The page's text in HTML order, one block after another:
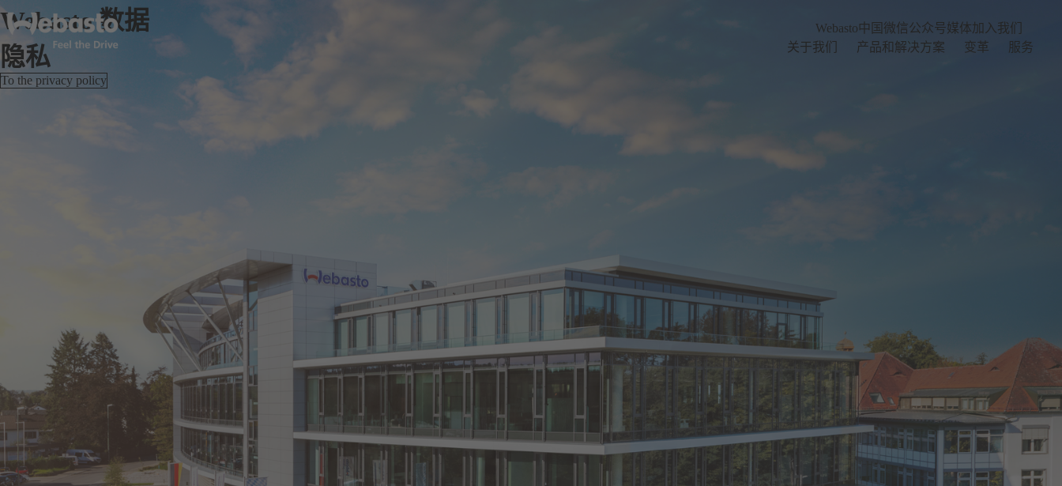
关于我们 产品和解决方案 变革 服务
Webasto中国微信公众号媒体加入我们
Webasto 数据
隐私
To the privacy policy